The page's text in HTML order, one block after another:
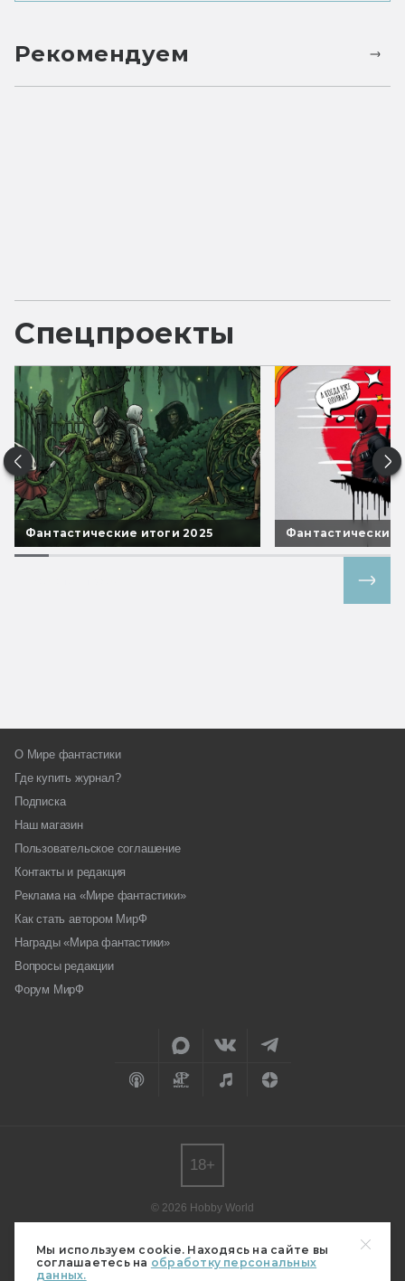
Мы используем cookie. Находясь на сайте вы
соглашаетесь на обработку персональных
данных.
Рекомендуем
Спецпроекты
Фантастические итоги 2025 Фантастические
О Мире фантастики
Где купить журнал?
Подписка
Наш магазин
Пользовательское соглашение
Контакты и редакция
Реклама на «Мире фантастики»
Как стать автором МирФ
Награды «Мира фантастики»
Вопросы редакции
Форум МирФ
© 2026 Hobby World
редакции.
Мнение авторов может не совпадать с мнением редакции.
18+